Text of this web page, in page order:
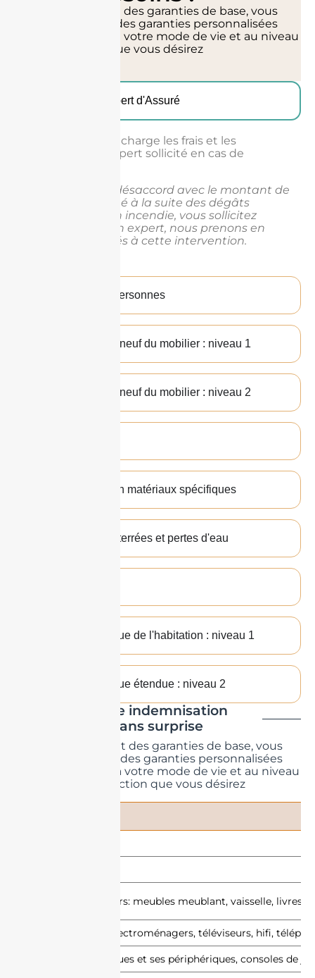
En complément des garanties de base, vous
pouvez ajouter des garanties personnalisées
correspondant à votre mode de vie et au niveau
de protection que vous désirez
Honoraires d'Expert d'Assuré
Nous prenons en charge les frais et les
honoraires de l’expert sollicité en cas de
Ex: vous êtes en désaccord avec le montant de
l’indemnité estimé à la suite des dégâts
provoqués par un incendie, vous sollicitez
l’intervention d’un expert, nous prenons en
charge les frais liés à cette intervention.
Assistance aux personnes
Rééquipement à neuf du mobilier : niveau 1
Rééquipement à neuf du mobilier : niveau 2
Reconstruction en matériaux spécifiques
Canalisations enterrées et pertes d'eau
Protection juridique de l'habitation : niveau 1
Protection juridique étendue : niveau 2
Votre indemnisation
sans surprise
En complément des garanties de base, vous
pouvez ajouter des garanties personnalisées
correspondantes à votre mode de vie et au niveau
de protection que vous désirez
Biens mobiliers: meubles meublant, vaisselle, livres,
Appareils électroménagers, téléviseurs, hifi,
Matériel informatiques et ses périphériques, consoles de